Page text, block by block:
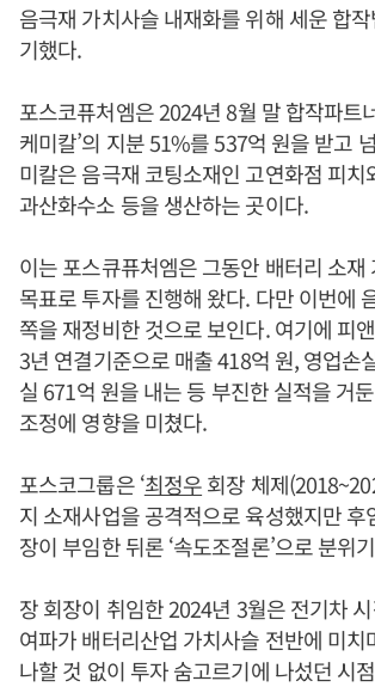
음극재 가치사슬 내재화를 위해 세운 합
기했다.
포스코퓨처엠은 2024년 8월 말 합작파트
케미칼’의 지분 51%를 537억 원을 받고
미칼은 음극재 코팅소재인 고연화점 피치
과산화수소 등을 생산하는 곳이다.
이는 포스큐퓨처엠은 그동안 배터리 소재
목표로 투자를 진행해 왔다. 다만 이번에
쪽을 재정비한 것으로 보인다. 여기에 피
3년 연결기준으로 매출 418억 원, 영업손
실 671억 원을 내는 등 부진한 실적을 거
조정에 영향을 미쳤다.
포스코그룹은 ‘최정우회장 체제
지 소재사업을 공격적으로 육성했지만 후
장이 부임한 뒤론 ‘속도조절론’으로 분위
장 회장이 취임한 2024년 3월은 전기차
여파가 배터리산업 가치사슬 전반에 미치
나할 것 없이 투자 숨고르기에 나섰던 시